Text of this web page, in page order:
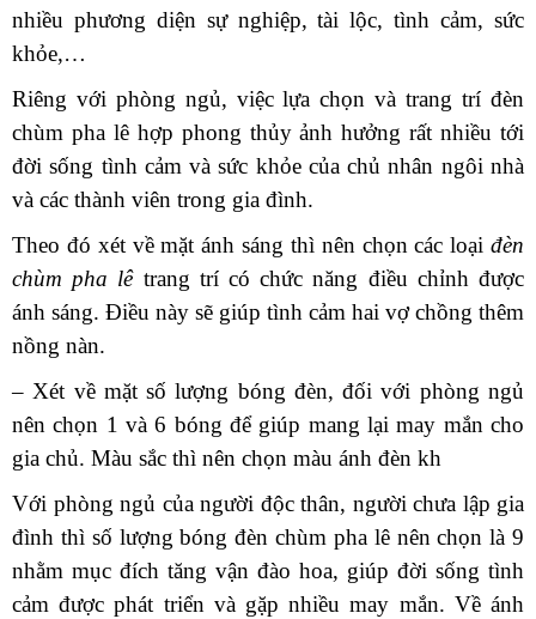
nhiều phương diện sự nghiệp, tài lộc, tình cảm, sức
khỏe,…
Riêng với phòng ngủ, việc lựa chọn và trang trí đèn
chùm pha lê hợp phong thủy ảnh hưởng rất nhiều tới
đời sống tình cảm và sức khỏe của chủ nhân ngôi nhà
và các thành viên trong gia đình.
Theo đó xét về mặt ánh sáng thì nên chọn các loại đèn
chùm pha lêtrang trí có chức năng điều chỉnh được
ánh sáng. Điều này sẽ giúp tình cảm hai vợ chồng thêm
nồng nàn.
– Xét về mặt số lượng bóng đèn, đối với phòng ngủ
nên chọn 1 và 6 bóng để giúp mang lại may mắn cho
gia chủ. Màu sắc thì nên chọn màu ánh đèn kh
Với phòng ngủ của người độc thân, người chưa lập gia
đình thì số lượng bóng đèn chùm pha lê nên chọn là 9
nhằm mục đích tăng vận đào hoa, giúp đời sống tình
cảm được phát triển và gặp nhiều may mắn. Về ánh